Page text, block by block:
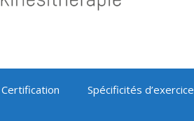
Certification Spécificités d’exercice